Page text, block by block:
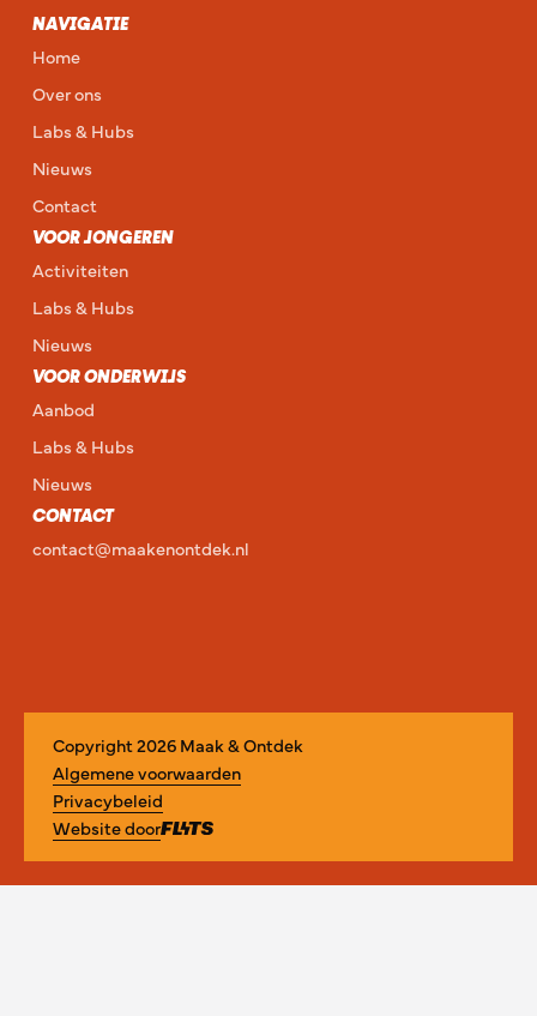
NAVIGATIE
Home
Over ons
Labs & Hubs
Nieuws
Contact
VOOR JONGEREN
Activiteiten
Labs & Hubs
Nieuws
VOOR ONDERWIJS
Aanbod
Labs & Hubs
Nieuws
CONTACT
contact@maakenontdek.nl
Copyright2026 Maak & Ontdek
Algemene voorwaarden
Privacybeleid
Website door